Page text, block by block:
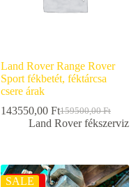
Land Rover Range Rover
Sport fékbetét, féktárcsa
csere árak
159500,00Ft
143550,00 Ft
Land Rover fékszerviz
SALE